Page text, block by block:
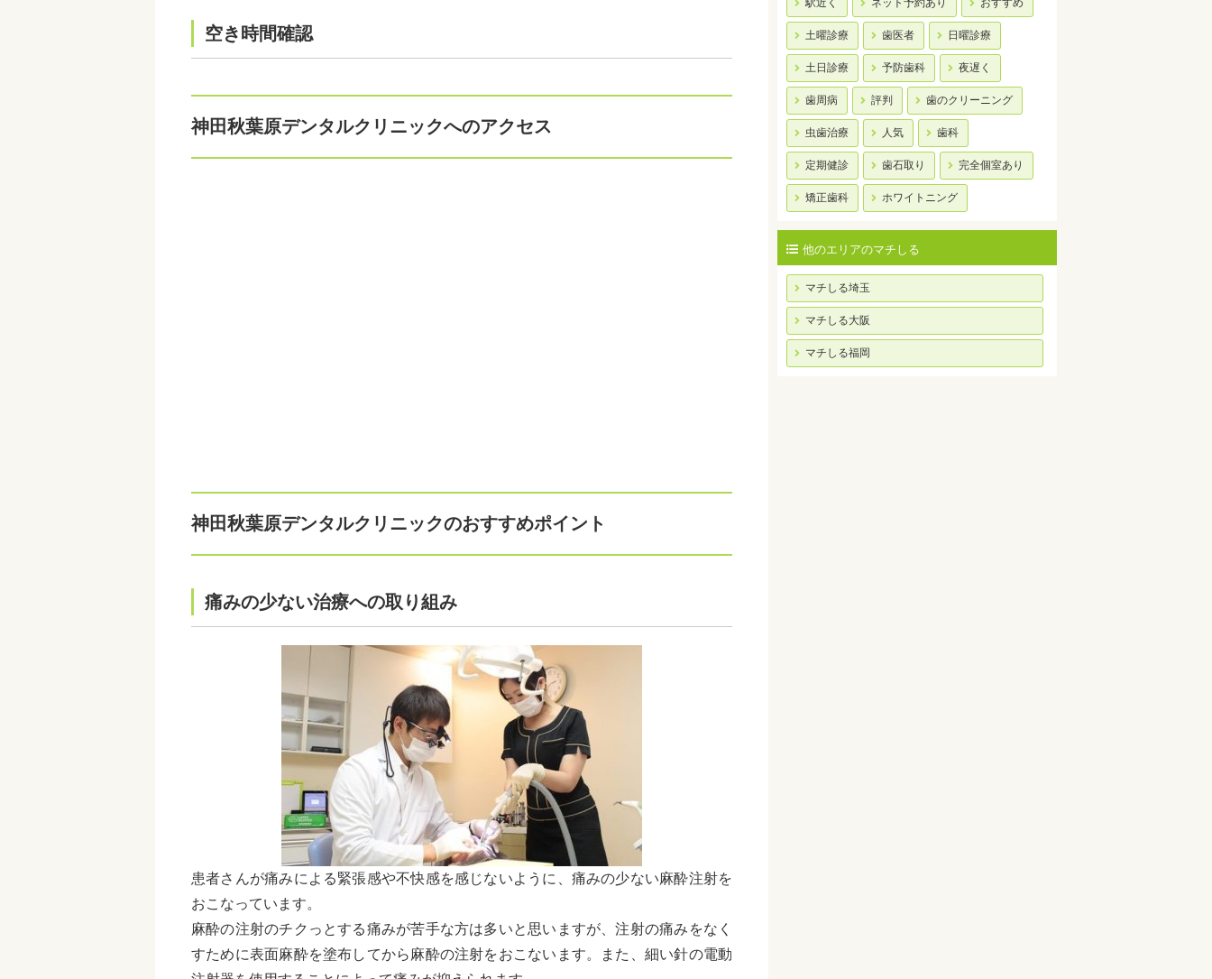
空き時間確認
神田秋葉原デンタルクリニックへのアクセス
神田秋葉原デンタルクリニックのおすすめポイント
痛みの少ない治療への取り組み
患者さんが痛みによる緊張感や不快感を感じないように、痛みの少ない麻酔注射を
おこなっています。
麻酔の注射のチクっとする痛みが苦手な方は多いと思いますが、注射の痛みをなく
すために表面麻酔を塗布してから麻酔の注射をおこないます。また、細い針の電動
駅近く ネット予約あり おすすめ
土曜診療 歯医者 日曜診療
土日診療 予防歯科 夜遅く
歯周病 評判 歯のクリーニング
虫歯治療 人気 歯科
定期健診 歯石取り 完全個室あり
矯正歯科 ホワイトニング
他のエリアのマチしる
マチしる埼玉
マチしる大阪
マチしる福岡